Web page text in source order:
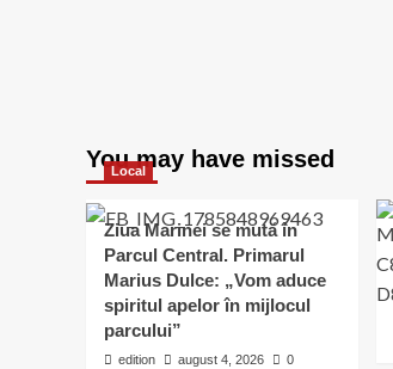
You may have missed
Local
Ziua Marinei se mută în
Parcul Central. Primarul
Marius Dulce: „Vom aduce
spiritul apelor în mijlocul
parcului”
edition august 4, 2026 0